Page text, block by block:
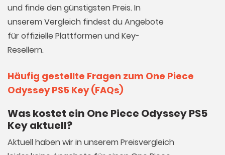
und finde den günstigsten Preis. In
unserem Vergleich findest du Angebote
für offizielle Plattformen und Key-
Resellern.
Häufig gestellte Fragen zum One Piece
Odyssey PS5 Key (FAQs)
Was kostet ein One Piece Odyssey PS5
Key aktuell?
Aktuell haben wir in unserem Preisvergleich